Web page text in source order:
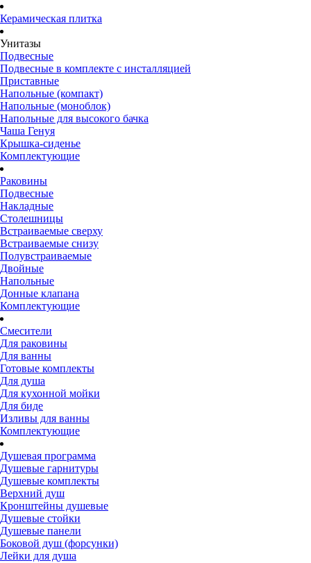
Керамическая плитка
Унитазы
Подвесные
Подвесные в комплекте с инсталляцией
Приставные
Напольные (компакт)
Напольные (моноблок)
Напольные для высокого бачка
Чаша Генуя
Крышка-сиденье
Комплектующие
Раковины
Подвесные
Накладные
Столешницы
Встраиваемые сверху
Встраиваемые снизу
Полувстраиваемые
Двойные
Напольные
Донные клапана
Комплектующие
Смесители
Для раковины
Для ванны
Готовые комплекты
Для душа
Для кухонной мойки
Для биде
Изливы для ванны
Комплектующие
Душевая программа
Душевые гарнитуры
Душевые комплекты
Верхний душ
Кронштейны душевые
Душевые стойки
Душевые панели
Боковой душ (форсунки)
Лейки для душа